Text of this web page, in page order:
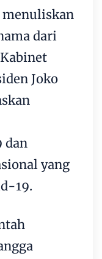
menuliskan
dari
Joko
dan
yang
19.